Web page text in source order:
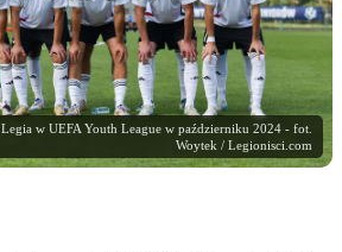
Legia w UEFA Youth League w październiku 2024 - fot.
Woytek / Legionisci.com